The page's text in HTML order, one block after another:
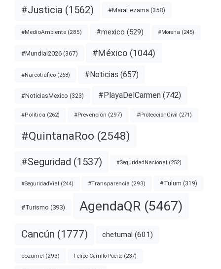
#Justicia (1562) #MaraLezama (358)
#MedioAmbiente (285) #mexico (529) #Morena (245)
#Mundial2026 (367) #México (1044)
#Narcotráfico (268) #Noticias (657)
#NoticiasMexico (323) #PlayaDelCarmen (742)
#Política (262) #Prevención (297) #ProtecciónCivil (271)
#QuintanaRoo (2548)
#Seguridad (1537) #SeguridadNacional (252)
#SeguridadVial (244) #Transparencia (293) #Tulum (319)
#Turismo (393) AgendaQR (5467)
Cancún (1777) chetumal (601)
cozumel (293) Felipe Carrillo Puerto (237)